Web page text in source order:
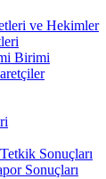
ve Hekimler
Birimi
Sonuçları
Sonuçları